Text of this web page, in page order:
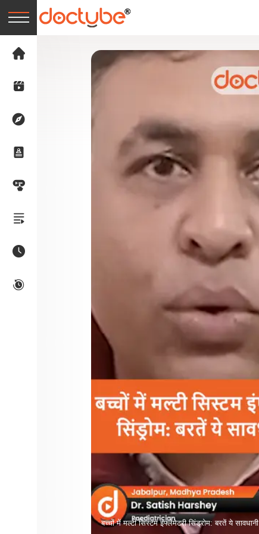
बच्चों में मल्टी सिस्टम इंफ्लेमेटरी सिंड्रोम: बरतें ये सावधानी